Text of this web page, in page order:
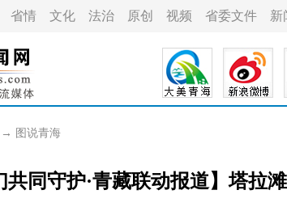
省情 文化 法治 原创 视频 省委文件 新
→ 图说青海
共同守护·青藏联动报道】塔拉